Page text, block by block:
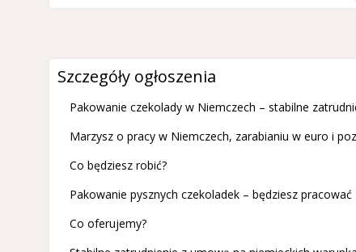
Szczegóły ogłoszenia
Pakowanie czekolady w Niemczech – stabilne
Marzysz o pracy w Niemczech, zarabianiu w euro i
Co będziesz robić?
Pakowanie pysznych czekoladek – będziesz pracować
Co oferujemy?